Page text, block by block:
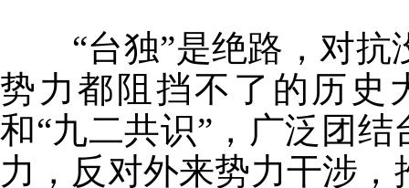
“台独”是绝路，对抗
势力都阻挡不了的历史
和“九二共识”，广泛团
力，反对外来势力干涉